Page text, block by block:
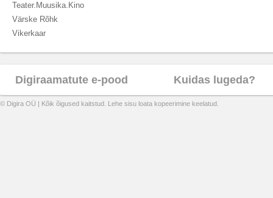
Teater.Muusika.Kino
Värske Rõhk
Vikerkaar
Digiraamatute e-pood Kuidas lugeda?
© Digira OÜ | Kõik õigused kaitstud. Lehe sisu loata kopeerimine keelatud.